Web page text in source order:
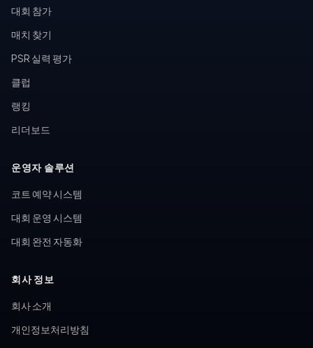
대회 참가
매치 찾기
PSR 실력 평가
클럽
랭킹
리더보드
운영자 솔루션
코트 예약 시스템
대회 운영 시스템
대회 완전 자동화
회사 정보
회사 소개
개인정보처리방침